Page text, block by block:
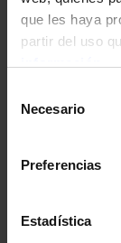
que les haya
partir del uso
Necesario
Preferencias
Estadística
DNI /